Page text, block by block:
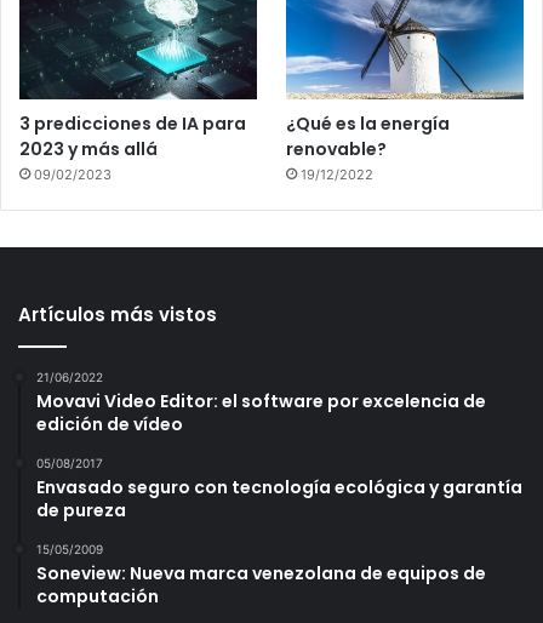
3 predicciones de IA para
2023 y más allá
09/02/2023
¿Qué es la energía
renovable?
19/12/2022
Artículos más vistos
21/06/2022
Movavi Video Editor: el software por excelencia de
edición de vídeo
05/08/2017
Envasado seguro con tecnología ecológica y garantía
de pureza
15/05/2009
Soneview: Nueva marca venezolana de equipos de
computación